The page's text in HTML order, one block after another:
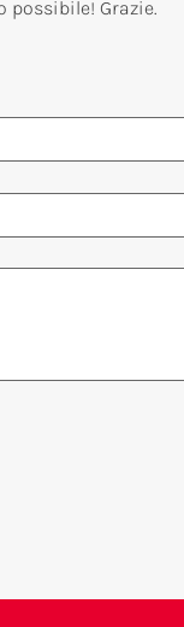
possibile! Grazie.